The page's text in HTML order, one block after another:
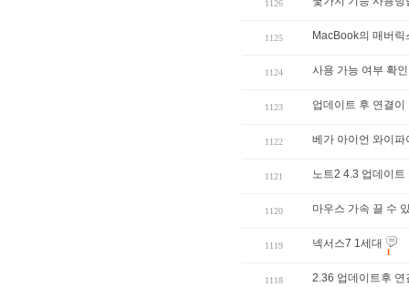
1126
1125 MacBook의 매버
1124 사용 가능 여부 확
1123 업데이트 후 연결이
1122 베가 아이언 와이
1121 노트2 4.3 업데이
1120 마우스 가속 끌 수
1119 넥서스7 1세대
1
1118 2.36 업데이트후 연